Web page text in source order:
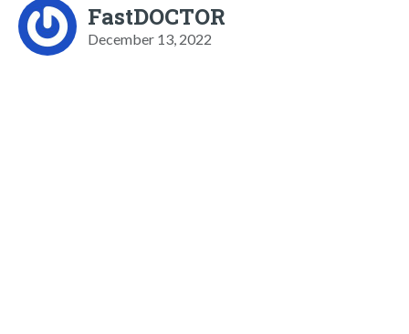
FastDOCTOR
December 13, 2022